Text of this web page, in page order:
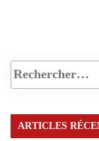
ARTICLES